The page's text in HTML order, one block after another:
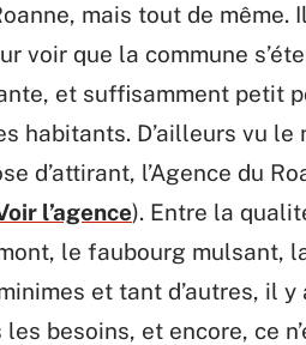
mais tout de même.
voir que la commune
et suffisamment petit
habitants. D’ailleurs vu le
d’attirant, l’Agence du
l’agence). Entre la
le faubourg mulsant,
et tant d’autres, il
besoins, et encore, ce